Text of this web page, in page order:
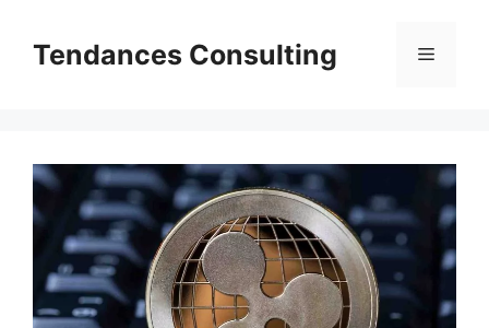
contenuTendances Consulting Menu